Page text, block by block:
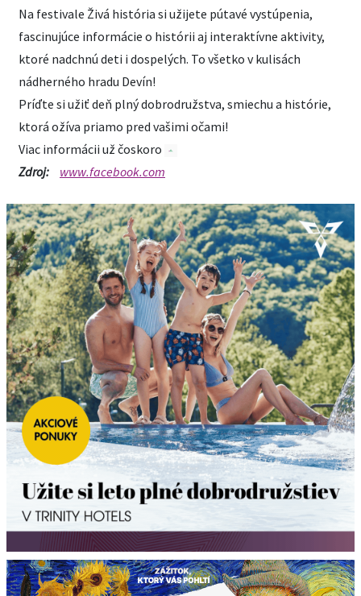
Na festivale Živá história si užijete pútavé vystúpenia,
fascinujúce informácie o histórii aj interaktívne aktivity,
ktoré nadchnú deti i dospelých. To všetko v kulisách
nádherného hradu Devín!
Príďte si užiť deň plný dobrodružstva, smiechu a histórie,
ktorá ožíva priamo pred vašimi očami!
Viac informácii už čoskoro
Zdroj:
www.facebook.com